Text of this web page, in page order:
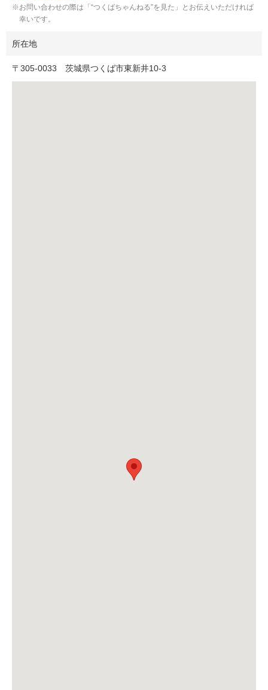
お問い合わせの際は「“つくばちゃんねる”を見た」とお伝えいただければ
幸いです。
所在地
〒 305-0033 茨城県つくば市東新井10-3